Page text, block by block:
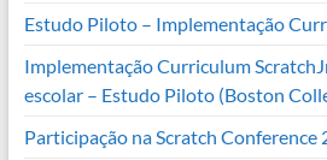
Estudo Piloto – Implementação
Implementação Curriculum
escolar – Estudo Piloto (Boston
Participação na Scratch Conference